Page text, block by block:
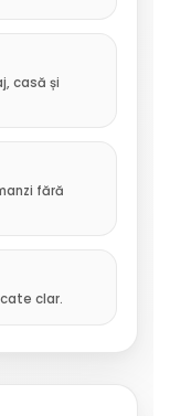
casă și
fără
clar.